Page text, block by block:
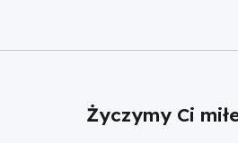
Życzymy Ci